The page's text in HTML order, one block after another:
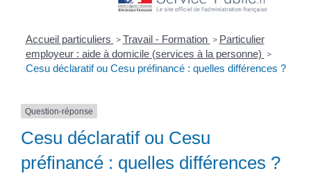
Accueil particuliers > Travail - Formation > Particulier
employeur : aide à domicile (services à la personne) >
Cesu déclaratif ou Cesu préfinancé : quelles différences ?
Question-réponse
Cesu déclaratif ou Cesu
préfinancé : quelles différences ?